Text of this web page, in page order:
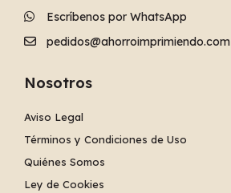
Escríbenos por WhatsApp
pedidos@ahorroimprimiendo.com
Nosotros
Aviso Legal
Términos y Condiciones de Uso
Quiénes Somos
Ley de Cookies